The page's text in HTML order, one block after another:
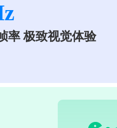
率 极致视觉体验